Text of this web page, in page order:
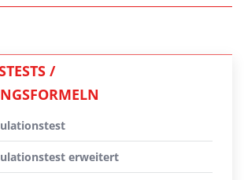
/
erweitert